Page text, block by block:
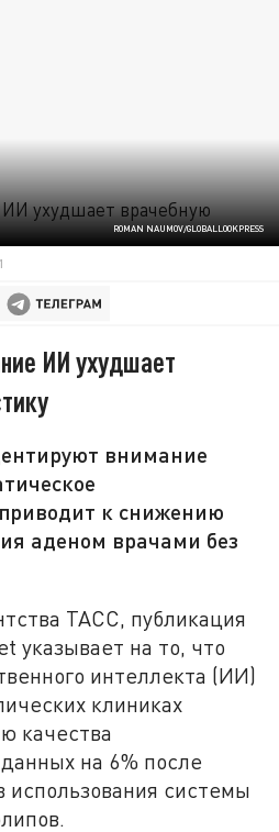
ROMAN NAUMOV/GLOBALLOOKPRESS
ИИ ухудшает
внимание
к снижению
аденом врачами без
ТАСС, публикация
указывает на то, что
интеллекта (ИИ)
клиниках
качества
на 6% после
использования системы